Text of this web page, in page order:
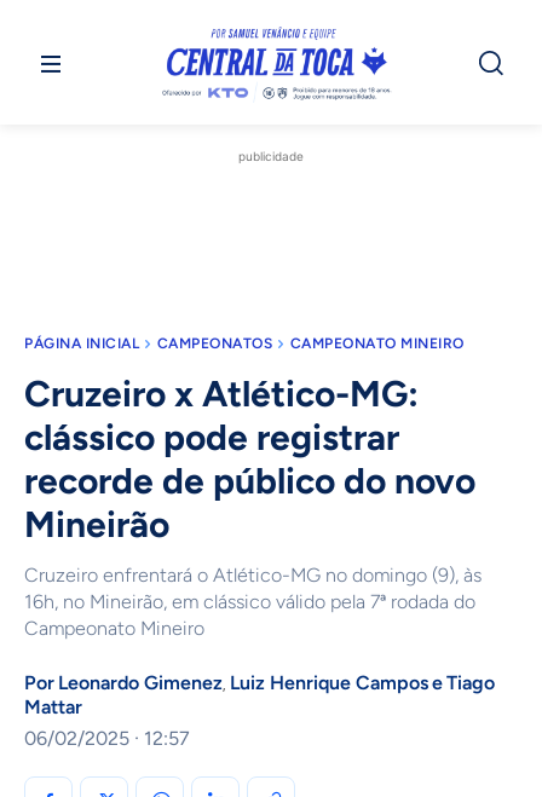
publicidade
PÁGINA INICIAL CAMPEONATOS CAMPEONATO MINEIRO
Cruzeiro x Atlético-MG:
clássico pode registrar
recorde de público do novo
Mineirão
Cruzeiro enfrentará o Atlético-MG no domingo (9), às
16h, no Mineirão, em clássico válido pela 7ª rodada do
Campeonato Mineiro
Por Leonardo Gimenez Luiz Henrique CamposeTiago
Mattar
06/02/2025 · 12:57